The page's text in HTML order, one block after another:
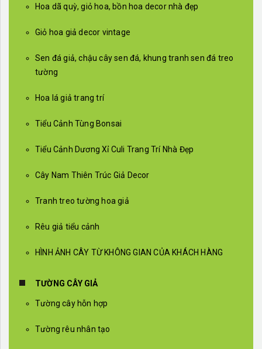
Hoa dã quỳ, giỏ hoa, bồn hoa decor nhà đẹp
Giỏ hoa giả decor vintage
Sen đá giả, chậu cây sen đá, khung tranh sen đá treo
tường
Hoa lá giả trang trí
Tiểu Cảnh Tùng Bonsai
Tiểu Cảnh Dương Xỉ Culi Trang Trí Nhà Đẹp
Cây Nam Thiên Trúc Giả Decor
Tranh treo tường hoa giả
Rêu giả tiểu cảnh
HÌNH ẢNH CÂY TỪ KHÔNG GIAN CỦA KHÁCH HÀNG
TƯỜNG CÂY GIẢ
Tường cây hỗn hợp
Tường rêu nhân tạo